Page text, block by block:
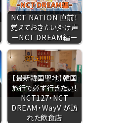
NCT NATION 直前！
覚えておきたい掛け声
ーNCT DREAM編ー
【最新韓国聖地】韓国
旅行で必ず行きたい！
NCT127・NCT
DREAM・WayV が訪
れた飲食店